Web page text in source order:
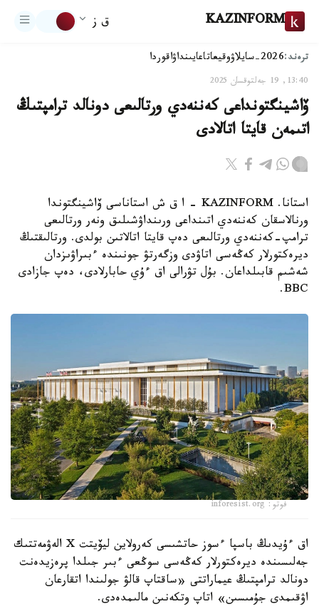
KAZINFORM ق ز
ترەند:2026-سايلاۋ وقيعاتاعايىنداۋاقوردا
13:40, 19 جەلتوقسان 2025
ۆاشينگتونداعى كەننەدي ورتالىعى دونالد ترامپتىڭ
اتىمەن قايتا اتالادى
استانا. KAZINFORM - ا ق ش استاناسى ۆاشينگتوندا
ورنالاسقان كەننەدي اتىنداعى ورىنداۋشىلىق ونەر ورتالىعى
ترامپ-كەننەدي ورتالىعى دەپ قايتا اتالاتىن بولدى. ورتالىقتىڭ
ديرەكتورلار كەڭەسى اتاۋدى وزگەرتۋ جونىندە ءبىراۋىزدان
شەشىم قابىلداعان. بۇل تۋرالى اق ءۇي حابارلادى، دەپ جازادى
BBC.
فوتو: inforesist.org
اق ءۇيدىڭ باسپا ءسوز حاتشىسى كەرولاين ليۆيتت X الەۋمەتتىك
جەلىسىندە ديرەكتورلار كەڭەسى سوڭعى ءبىر جىلدا پرەزيدەنت
دونالد ترامپتىڭ عيماراتتى «ساقتاپ قالۋ جولىندا اتقارعان
اۋقىمدى جۇمىسىن» اتاپ وتكەنىن مالىمدەدى.